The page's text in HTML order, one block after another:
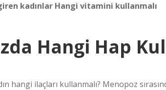
kadınlar Hangi vitamini kullanmalı
Hangi Hap
hangi ilaçları kullanmalı? Menopoz